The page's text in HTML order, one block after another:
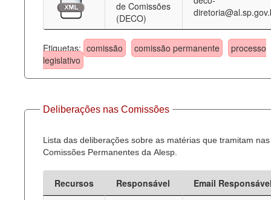
de Comissões
(DECO)
Etiquetas: comissão comissão permanente
processo
legislativo
Deliberações nas Comissões
Lista das deliberações sobre as matérias que tramitam nas
Comissões Permanentes da Alesp.
Recursos Responsável
Email